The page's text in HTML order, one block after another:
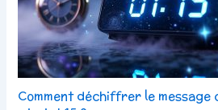
Comment déchiffrer le message